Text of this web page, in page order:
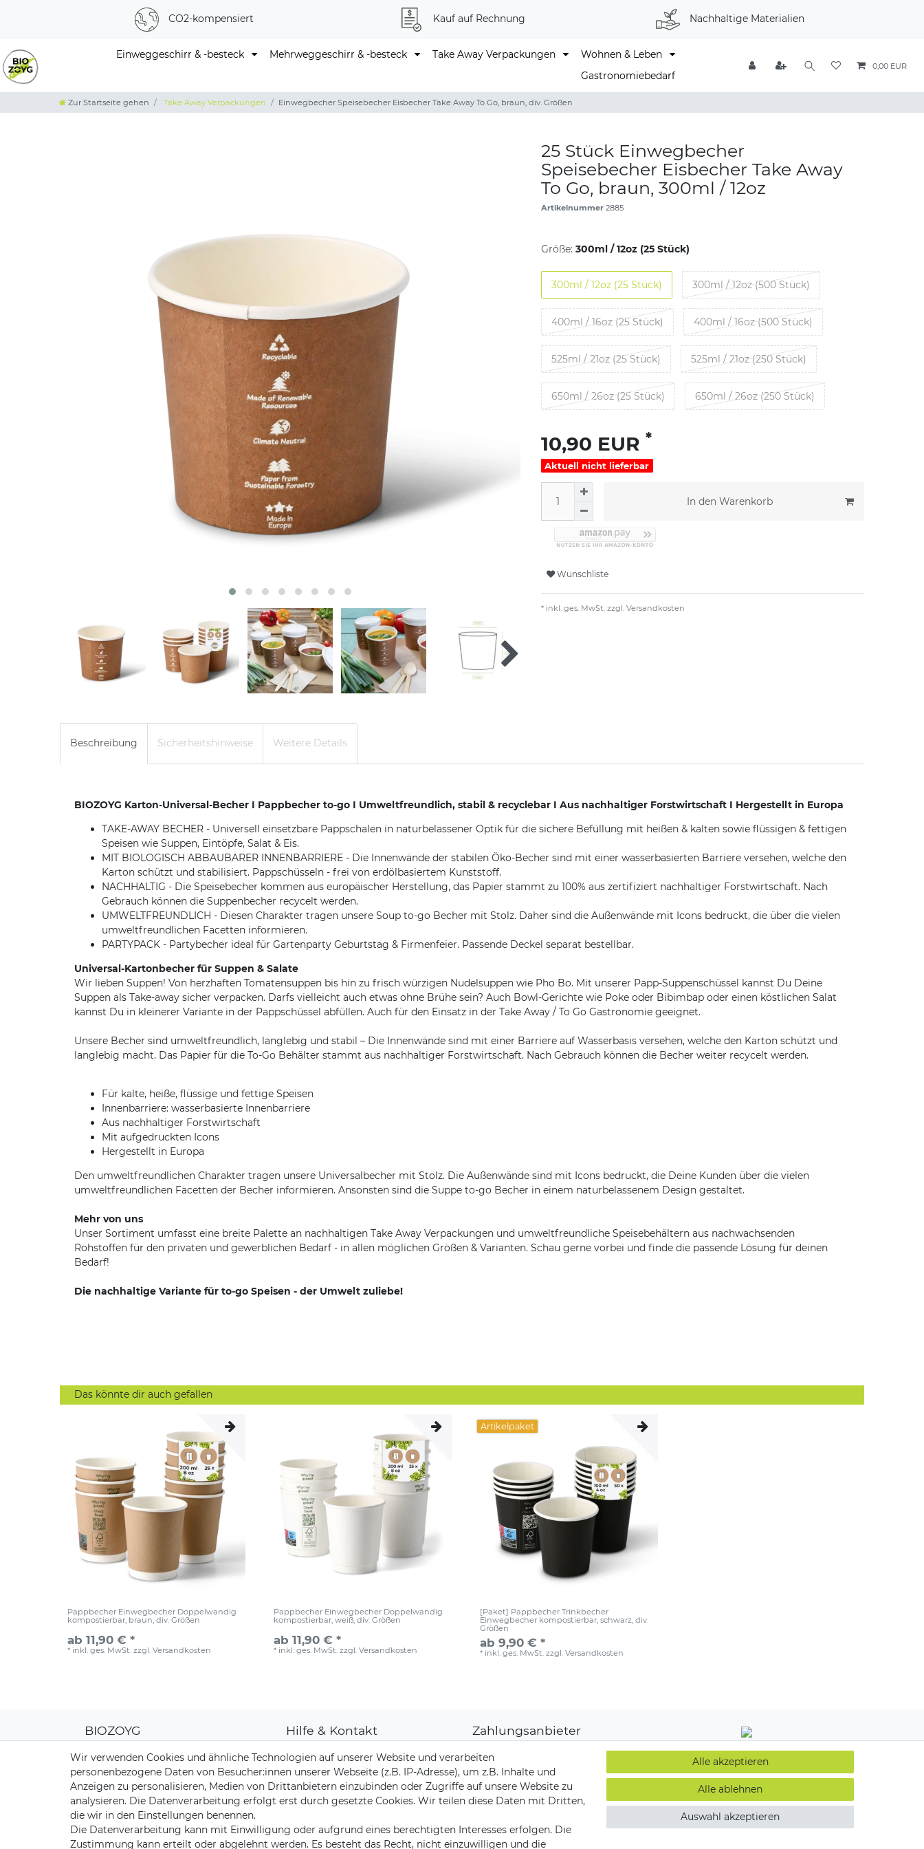
CO2-kompensiert Kauf auf Rechnung Nachhaltige Materialien
Einweggeschirr & -besteck Mehrweggeschirr & -besteck Take Away Verpackungen
Wohnen & Leben
Gastronomiebedarf
0,00 EUR
Zur Startseite gehen Take Away Verpackungen Einwegbecher Speisebecher Eisbecher Take Away To Go, braun, div. Größen
25 Stück Einwegbecher
Speisebecher Eisbecher Take Away
To Go, braun, 300ml / 12oz
Artikelnummer 2885
Größe: 300ml / 12oz (25 Stück)
300ml / 12oz (25 Stück) 300ml / 12oz (500 Stück)
400ml / 16oz (25 Stück) 400ml / 16oz (500 Stück)
525ml / 21oz (25 Stück) 525ml / 21oz (250 Stück)
650ml / 26oz (25 Stück) 650ml / 26oz (250 Stück)
10,90 EUR *
Aktuell nicht lieferbar
In den Warenkorb
Wunschliste
* inkl. ges. MwSt. zzgl. Versandkosten
Beschreibung Sicherheitshinweise Weitere Details
BIOZOYG Karton-Universal-Becher I Pappbecher to-go I Umweltfreundlich, stabil & recyclebar I Aus nachhaltiger Forstwirtschaft I Hergestellt in Europa
TAKE-AWAY BECHER - Universell einsetzbare Pappschalen in naturbelassener Optik für die sichere Befüllung mit heißen & kalten sowie flüssigen & fettigen
Speisen wie Suppen, Eintöpfe, Salat & Eis.
MIT BIOLOGISCH ABBAUBARER INNENBARRIERE - Die Innenwände der stabilen Öko-Becher sind mit einer wasserbasierten Barriere versehen, welche den
Karton schützt und stabilisiert. Pappschüsseln - frei von erdölbasiertem Kunststoff.
NACHHALTIG - Die Speisebecher kommen aus europäischer Herstellung, das Papier stammt zu 100% aus zertifiziert nachhaltiger Forstwirtschaft. Nach
Gebrauch können die Suppenbecher recycelt werden.
UMWELTFREUNDLICH - Diesen Charakter tragen unsere Soup to-go Becher mit Stolz. Daher sind die Außenwände mit Icons bedruckt, die über die vielen
umweltfreundlichen Facetten informieren.
PARTYPACK - Partybecher ideal für Gartenparty Geburtstag & Firmenfeier. Passende Deckel separat bestellbar.
Universal-Kartonbecher für Suppen & Salate
Wir lieben Suppen! Von herzhaften Tomatensuppen bis hin zu frisch würzigen Nudelsuppen wie Pho Bo. Mit unserer Papp-Suppenschüssel kannst Du Deine
Suppen als Take-away sicher verpacken. Darfs vielleicht auch etwas ohne Brühe sein? Auch Bowl-Gerichte wie Poke oder Bibimbap oder einen köstlichen Salat
kannst Du in kleinerer Variante in der Pappschüssel abfüllen. Auch für den Einsatz in der Take Away / To Go Gastronomie geeignet.
Unsere Becher sind umweltfreundlich, langlebig und stabil – Die Innenwände sind mit einer Barriere auf Wasserbasis versehen, welche den Karton schützt und
langlebig macht. Das Papier für die To-Go Behälter stammt aus nachhaltiger Forstwirtschaft. Nach Gebrauch können die Becher weiter recycelt werden.
Für kalte, heiße, flüssige und fettige Speisen
Innenbarriere: wasserbasierte Innenbarriere
Aus nachhaltiger Forstwirtschaft
Mit aufgedruckten Icons
Hergestellt in Europa
Den umweltfreundlichen Charakter tragen unsere Universalbecher mit Stolz. Die Außenwände sind mit Icons bedruckt, die Deine Kunden über die vielen
umweltfreundlichen Facetten der Becher informieren. Ansonsten sind die Suppe to-go Becher in einem naturbelassenem Design gestaltet.
Mehr von uns
Unser Sortiment umfasst eine breite Palette an nachhaltigen Take Away Verpackungen und umweltfreundliche Speisebehältern aus nachwachsenden
Rohstoffen für den privaten und gewerblichen Bedarf - in allen möglichen Größen & Varianten. Schau gerne vorbei und finde die passende Lösung für deinen
Bedarf!
Die nachhaltige Variante für to-go Speisen - der Umwelt zuliebe!
Das könnte dir auch gefallen
Pappbecher Einwegbecher Doppelwandig
kompostierbar, braun, div. Größen
ab 11,90 € *
* inkl. ges. MwSt. zzgl.Versandkosten
Pappbecher Einwegbecher Doppelwandig
kompostierbar, weiß, div. Größen
ab 11,90 € *
* inkl. ges. MwSt. zzgl.Versandkosten
Artikelpaket
[Paket] Pappbecher Trinkbecher
Einwegbecher kompostierbar, schwarz, div.
Größen
ab 9,90 € *
* inkl. ges. MwSt. zzgl.Versandkosten
BIOZOYG
CO2-Kompensation
Unsere Materialien
Palmblatt Produktion
Hilfe & Kontakt
Zahlungsarten
Versand & Lieferung
Rücksendungen
Kontakt zu uns
Zahlungsanbieter
Versandpartner
Wir verwenden Cookies und ähnliche Technologien auf unserer Website und verarbeiten
personenbezogene Daten von Besucher:innen unserer Webseite (z.B. IP-Adresse), um z.B. Inhalte und
Anzeigen zu personalisieren, Medien von Drittanbietern einzubinden oder Zugriffe auf unsere Website zu
analysieren. Die Datenverarbeitung erfolgt erst durch gesetzte Cookies. Wir teilen diese Daten mit Dritten,
die wir in den Einstellungen benennen.
Die Datenverarbeitung kann mit Einwilligung oder aufgrund eines berechtigten Interesses erfolgen. Die
Zustimmung kann erteilt oder abgelehnt werden. Es besteht das Recht, nicht einzuwilligen und die
Alle akzeptieren
Alle ablehnen
Auswahl akzeptieren